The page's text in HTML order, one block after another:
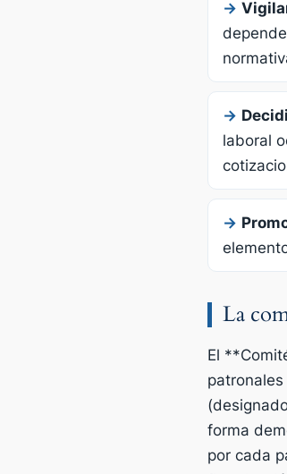
→
→
laboral
→
La
El
forma
por cada